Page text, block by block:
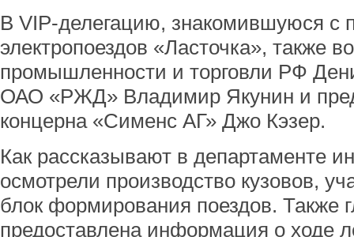
В VIP-делегацию, знакомившуюся с
электропоездов «Ласточка», также
промышленности и торговли РФ
ОАО «РЖД» Владимир Якунин и
концерна «Сименс АГ» Джо Кэзер.
Как рассказывают в департаменте
осмотрели производство кузовов,
блок формирования поездов. Также
предоставлена информация о ходе